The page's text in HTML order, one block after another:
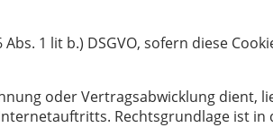
1 lit b.) DSGVO, sofern diese
oder Vertragsabwicklung dient,
Rechtsgrundlage ist in